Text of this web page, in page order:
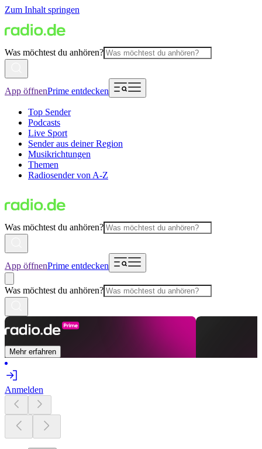
Zum Inhalt springen
Was möchtest du anhören?
App öffnenPrime entdecken
Top Sender
Podcasts
Live Sport
Sender aus deiner Region
Musikrichtungen
Themen
Radiosender von A-Z
Was möchtest du anhören?
App öffnenPrime entdecken
Was möchtest du anhören?
Mehr erfahren
Anmelden